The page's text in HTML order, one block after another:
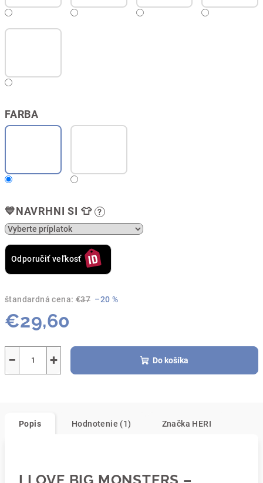
FARBA
💙NAVRHNI SI 👕 ?
Odporučiť veľkosť
štandardná cena: €37 –20 %
€29,60
+
− Do košíka
Popis Hodnotenie (1) Značka HERI